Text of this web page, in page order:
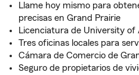
Llame hoy mismo para
precisas en Grand Prairie
Licenciatura de University of
Tres oficinas locales para
Cámara de Comercio de
Seguro de propietarios de